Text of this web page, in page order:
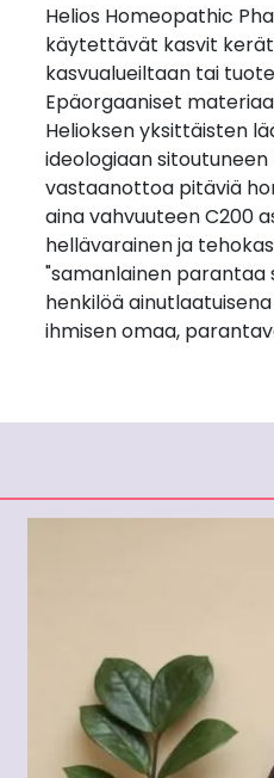
Helios Homeopathic
käytettävät kasvit
kasvualueiltaan tai
Epäorgaaniset
Helioksen yksittäisten
ideologiaan
vastaanottoa pitäviä
aina vahvuuteen C200
hellävarainen ja
"samanlainen parantaa
henkilöä
ihmisen omaa,